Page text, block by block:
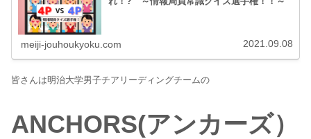
meiji-jouhoukyoku.com 2021.09.08
皆さんは明治大学男子チアリーディングチームの
ANCHORS(アンカーズ）